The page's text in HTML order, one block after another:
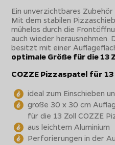
Ein unverzichtbares
Mit dem stabilen
mühelos durch die
auch wieder herausnehmen.
besitzt mit einer
optimale Größe für die 13
COZZE Pizzaspatel für
ideal zum Einschieben
große 30 x 30 cm
für die 13 Zoll COZZE
aus leichtem Aluminium
Perforierungen in der